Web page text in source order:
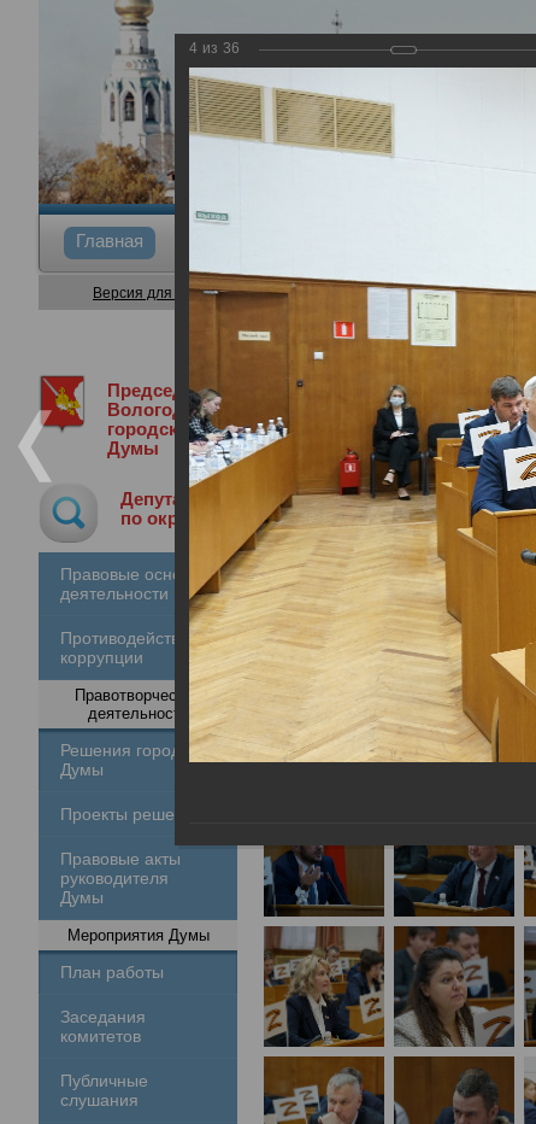
Главная
Версия для слабовидящих
Председатель
Вологодской
городской
Думы
Депутат
по округу
Правовые основы
деятельности
Противодействие
коррупции
Правотворческая
деятельность
Решения городской
Думы
Проекты решений
Правовые акты
руководителя
Думы
Мероприятия Думы
План работы
Заседания
комитетов
Публичные
слушания
Медиа библиотека Фотогалерея
3-я сессия Вологодской городской
28.11.2024
4 из 36